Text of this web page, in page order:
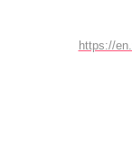
https://